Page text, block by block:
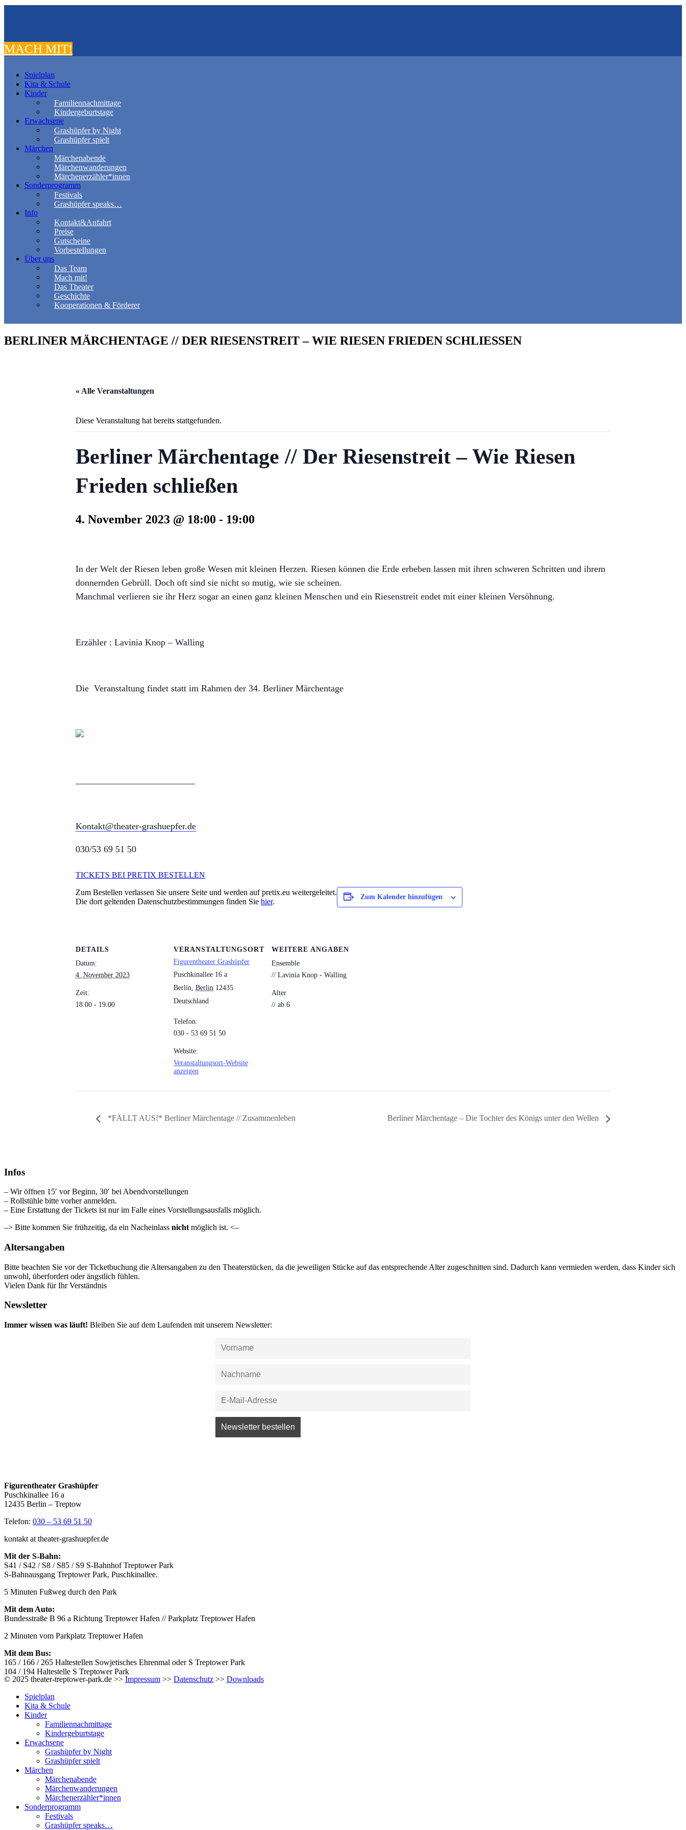
MACH MIT!
Spielplan
Kita & Schule
Kinder
Familiennachmittage
Kindergeburtstage
Erwachsene
Grashüpfer by Night
Grashüpfer spielt
Märchen
Märchenabende
Märchenwanderungen
Märchenerzähler*innen
Sonderprogramm
Festivals
Grashüpfer speaks…
Info
Kontakt&Anfahrt
Preise
Gutscheine
Vorbestellungen
Über uns
Das Team
Mach mit!
Das Theater
Geschichte
Kooperationen & Förderer
BERLINER MÄRCHENTAGE // DER RIESENSTREIT – WIE RIESEN FRIEDEN SCHLIESSEN
« Alle Veranstaltungen
Diese Veranstaltung hat bereits stattgefunden.
Berliner Märchentage // Der Riesenstreit – Wie Riesen
Frieden schließen
4. November 2023 @ 18:00 - 19:00
In der Welt der Riesen leben große Wesen mit kleinen Herzen. Riesen können die Erde erbeben lassen mit ihren schweren Schritten und ihrem
donnernden Gebrüll. Doch oft sind sie nicht so mutig, wie sie scheinen.
Manchmal verlieren sie ihr Herz sogar an einen ganz kleinen Menschen und ein Riesenstreit endet mit einer kleinen Versöhnung.
Erzähler : Lavinia Knop – Walling
Die Veranstaltung findet statt im Rahmen der 34. Berliner Märchentage
Kontakt@theater-grashuepfer.de
030/53 69 51 50
TICKETS BEI PRETIX BESTELLEN
Zum Bestellen verlassen Sie unsere Seite und werden auf pretix.eu weitergeleitet.
Die dort geltenden Datenschutzbestimmungen finden Sie hier.
Zum Kalender hinzufügen
DETAILS
Datum:
4. November 2023
Zeit:
18:00 - 19:00
VERANSTALTUNGSORT
Figurentheater Grashüpfer
Puschkinallee 16 a
Berlin, Berlin 12435
Deutschland
Telefon:
030 - 53 69 51 50
Website:
Veranstaltungsort-Website
anzeigen
WEITERE ANGABEN
Ensemble
// Lavinia Knop - Walling
Alter
// ab 6
*FÄLLT AUS!* Berliner Märchentage // Zusammenleben Berliner Märchentage – Die Tochter des Königs unter den Wellen
Infos
– Wir öffnen 15′ vor Beginn, 30′ bei Abendvorstellungen
– Rollstühle bitte vorher anmelden.
– Eine Erstattung der Tickets ist nur im Falle eines Vorstellungsausfalls möglich.
–> Bitte kommen Sie frühzeitig, da ein Nacheinlass nicht möglich ist. <–
Altersangaben
Bitte beachten Sie vor der Ticketbuchung die Altersangaben zu den Theaterstücken, da die jeweiligen Stücke auf das entsprechende Alter zugeschnitten sind. Dadurch kann vermieden werden, dass Kinder sich
unwohl, überfordert oder ängstlich fühlen.
Vielen Dank für Ihr Verständnis
Newsletter
Immer wissen was läuft! Bleiben Sie auf dem Laufenden mit unserem Newsletter:
Figurentheater Grashüpfer
Puschkinallee 16 a
12435 Berlin – Treptow
Telefon: 030 – 53 69 51 50
kontakt at theater-grashuepfer.de
Mit der S-Bahn:
S41 / S42 / S8 / S85 / S9 S-Bahnhof Treptower Park
S-Bahnausgang Treptower Park, Puschkinallee.
5 Minuten Fußweg durch den Park
Mit dem Auto:
Bundesstraße B 96 a Richtung Treptower Hafen // Parkplatz Treptower Hafen
2 Minuten vom Parkplatz Treptower Hafen
Mit dem Bus:
165 / 166 / 265 Haltestellen Sowjetisches Ehrenmal oder S Treptower Park
104 / 194 Haltestelle S Treptower Park
© 2025 theater-treptower-park.de >> Impressum >> Datenschutz >> Downloads
Spielplan
Kita & Schule
Kinder
Familiennachmittage
Kindergeburtstage
Erwachsene
Grashüpfer by Night
Grashüpfer spielt
Märchen
Märchenabende
Märchenwanderungen
Märchenerzähler*innen
Sonderprogramm
Festivals
Grashüpfer speaks…